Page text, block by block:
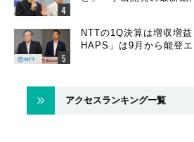
NTTの1Q決算は増収増
HAPS」は9月から能登
アクセスランキング一覧